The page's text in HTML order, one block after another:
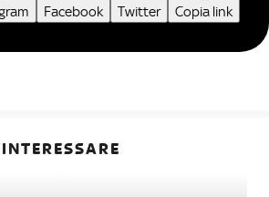
Facebook Twitter Copia link